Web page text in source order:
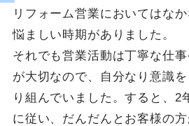
リフォーム営業においてはな
悩ましい時期がありました。
それでも営業活動は丁寧な仕
が大切なので、自分なり意識
り組んでいました。すると、2
に従い、だんだんとお客様の